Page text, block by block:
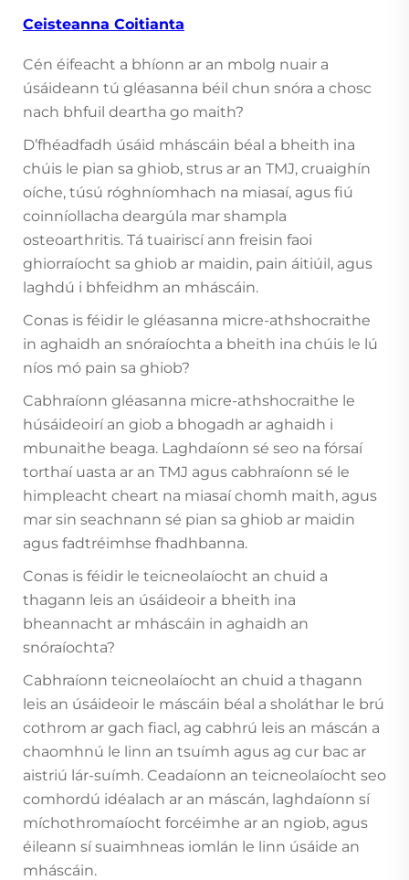
Ceisteanna Coitianta
Cén éifeacht a bhíonn ar an mbolg nuair a
úsáideann tú gléasanna béil chun snóra a chosc
nach bhfuil deartha go maith?
D’fhéadfadh úsáid mháscáin béal a bheith ina
chúis le pian sa ghiob, strus ar an TMJ, cruaighín
oíche, túsú róghníomhach na miasaí, agus fiú
coinníollacha deargúla mar shampla
osteoarthritis. Tá tuairiscí ann freisin faoi
ghiorraíocht sa ghiob ar maidin, pain áitiúil, agus
laghdú i bhfeidhm an mháscáin.
Conas is féidir le gléasanna micre-athshocraithe
in aghaidh an snóraíochta a bheith ina chúis le lú
níos mó pain sa ghiob?
Cabhraíonn gléasanna micre-athshocraithe le
húsáideoirí an giob a bhogadh ar aghaidh i
mbunaithe beaga. Laghdaíonn sé seo na fórsaí
torthaí uasta ar an TMJ agus cabhraíonn sé le
himpleacht cheart na miasaí chomh maith, agus
mar sin seachnann sé pian sa ghiob ar maidin
agus fadtréimhse fhadhbanna.
Conas is féidir le teicneolaíocht an chuid a
thagann leis an úsáideoir a bheith ina
bheannacht ar mháscáin in aghaidh an
snóraíochta?
Cabhraíonn teicneolaíocht an chuid a thagann
leis an úsáideoir le máscáin béal a sholáthar le brú
cothrom ar gach fiacl, ag cabhrú leis an máscán a
chaomhnú le linn an tsuímh agus ag cur bac ar
aistriú lár-suímh. Ceadaíonn an teicneolaíocht seo
comhordú idéalach ar an máscán, laghdaíonn sí
míchothromaíocht forcéimhe ar an ngiob, agus
éileann sí suaimhneas iomlán le linn úsáide an
mháscáin.